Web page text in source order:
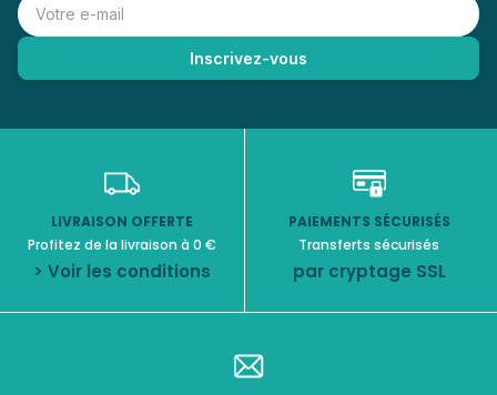
LIVRAISON OFFERTE
Profitez de la livraison à 0 €
> Voir les conditions
PAIEMENTS SÉCURISÉS
Transferts sécurisés
par cryptage SSL